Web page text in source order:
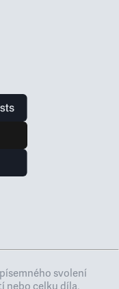
svolení
nebo celku díla,